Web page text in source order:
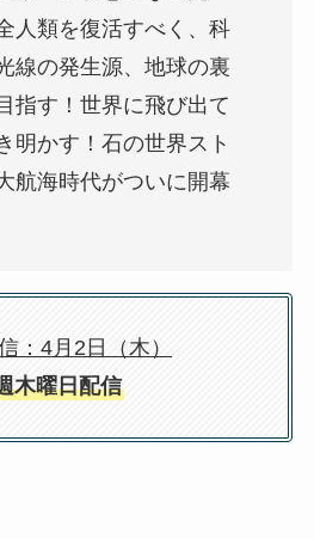
人類を復活すべく、科
線の発生源、地球の裏
指す！世界に飛び出て
明かす！石の世界スト
航海時代がついに開幕
：4月2日（木）
木曜日配信